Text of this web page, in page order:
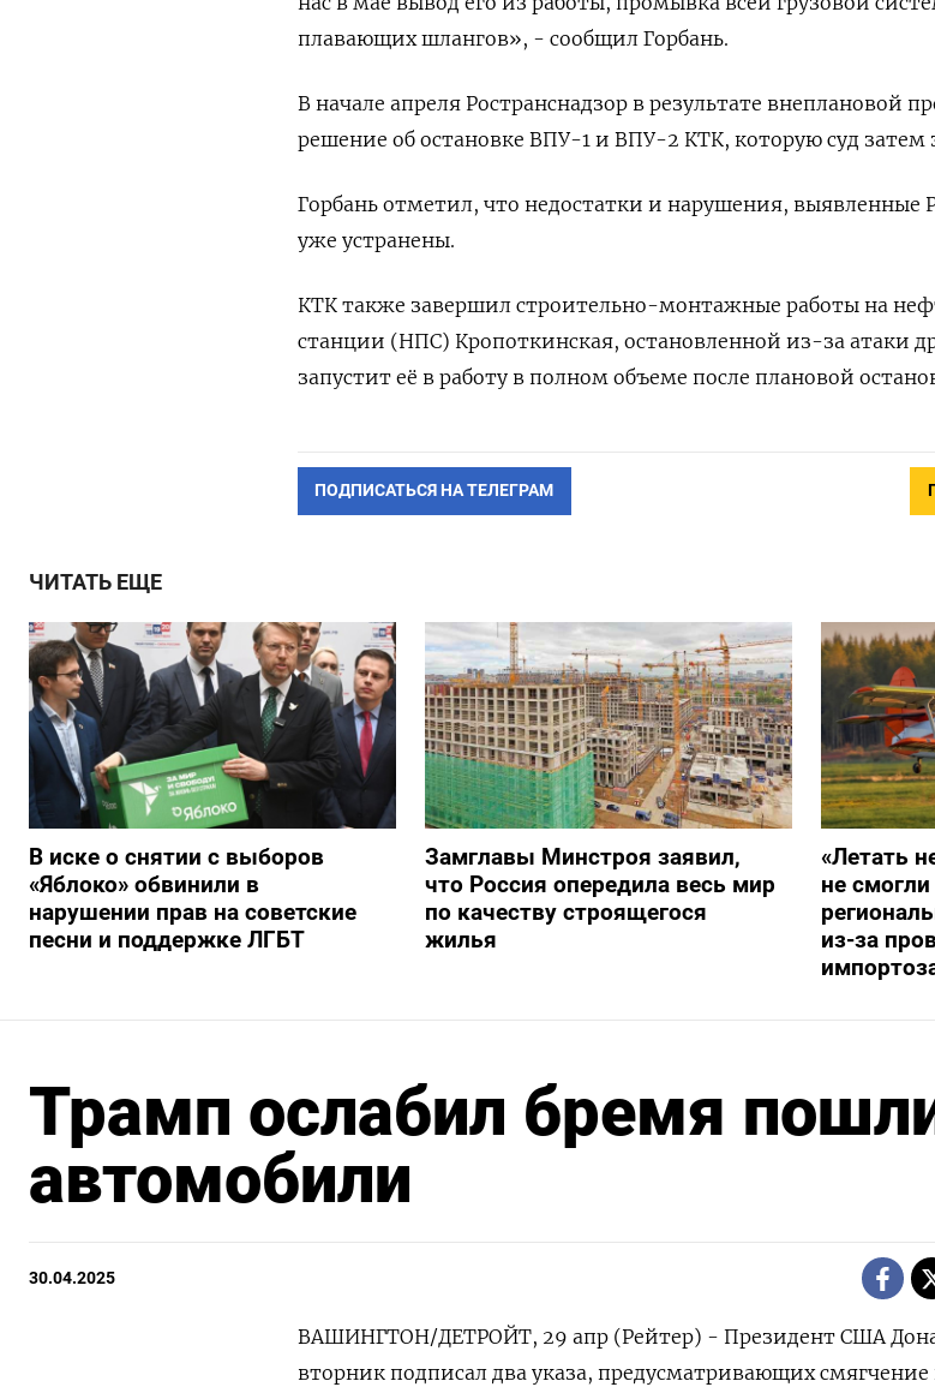
плавающих шлангов», - сообщил Горбань.
В начале апреля Ространснадзор в результате внеплановой
решение об остановке ВПУ-1 и ВПУ-2 КТК, которую суд
Горбань отметил, что недостатки и нарушения, выявленные
уже устранены.
КТК также завершил строительно-монтажные работы на
станции (НПС) Кропоткинская, остановленной из-за атаки
запустит её в работу в полном объеме после плановой
ПОДПИСАТЬСЯ НА ТЕЛЕГРАМ
ЧИТАТЬ ЕЩЕ
В иске о снятии с выборов
«Яблоко» обвинили в
нарушении прав на советские
песни и поддержке ЛГБТ
Замглавы Минстроя заявил,
что Россия опередила весь мир
по качеству строящегося
жилья
«Летать
не
из-за
Трамп ослабил бремя
автомобили
30.04.2025
ВАШИНГТОН/ДЕТРОЙТ, 29 апр (Рейтер) - Президент США
вторник подписал два указа, предусматривающих